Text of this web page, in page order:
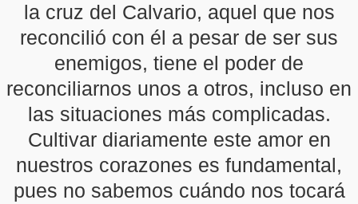
la cruz del Calvario, aquel que nos
reconcilió con él a pesar de ser sus
enemigos, tiene el poder de
reconciliarnos unos a otros, incluso en
las situaciones más complicadas.
Cultivar diariamente este amor en
nuestros corazones es fundamental,
pues no sabemos cuándo nos tocará